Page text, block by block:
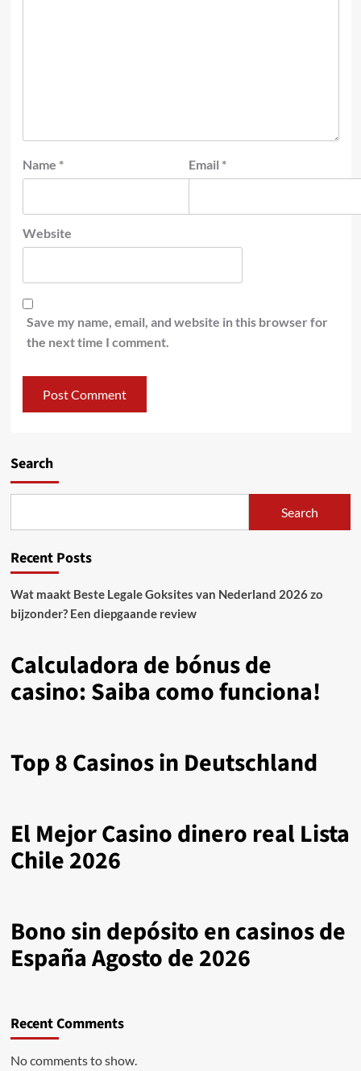
Name * Email *
Website
Save my name, email, and website in this browser for
the next time I comment.
Search
Search
Recent Posts
Wat maakt Beste Legale Goksites van Nederland 2026 zo
bijzonder? Een diepgaande review
Calculadora de bónus de
casino: Saiba como funciona!
Top 8 Casinos in Deutschland
El Mejor Casino dinero real Lista
Chile 2026
Bono sin depósito en casinos de
España Agosto de 2026
Recent Comments
No comments to show.